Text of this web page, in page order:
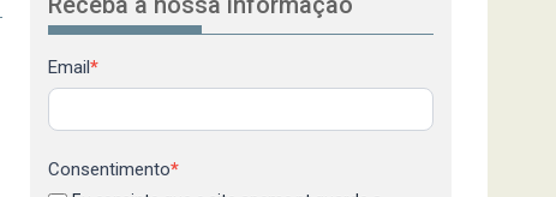
Newsletter
Email *
Consentimento*